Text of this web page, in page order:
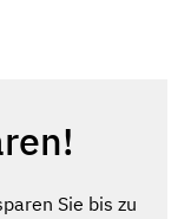
Sie bis zu